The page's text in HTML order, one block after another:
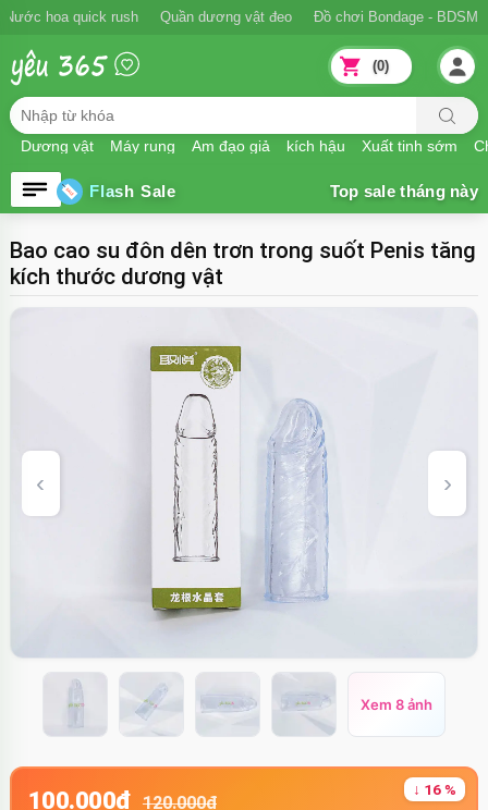
Nước hoa quick rush Quần dương vật đeo Đồ chơi Bondage - BDSM
Dương vật Máy rung Âm đạo giả kích hậu Xuất tinh sớm
(0)
Flash Sale
Bao cao su đôn dên trơn trong suốt Penis tăng
kích thước dương vật
Xem 8 ảnh
100.000₫ 120.000₫
↓ 16 %